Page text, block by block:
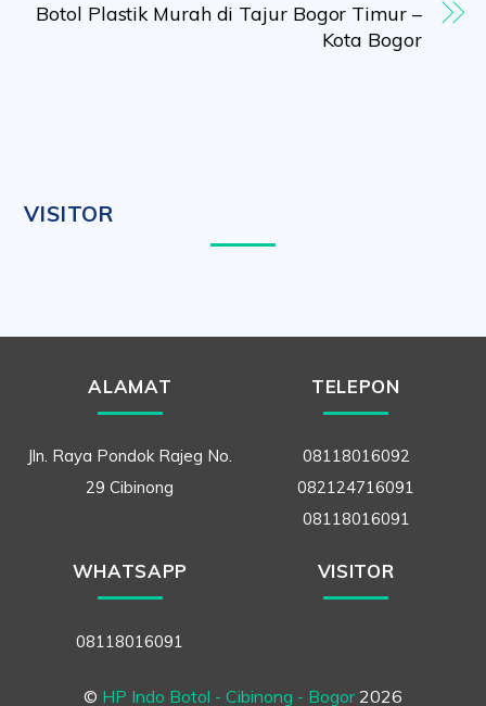
Botol Plastik Murah di Tajur Bogor Timur –
Kota Bogor
VISITOR
ALAMAT
Jln. Raya Pondok Rajeg No.
29 Cibinong
TELEPON
08118016092
082124716091
08118016091
WHATSAPP
08118016091
VISITOR
© HP Indo Botol - Cibinong - Bogor2026